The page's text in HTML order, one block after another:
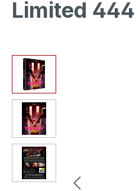
Limited 444
Bildergalerie überspringen